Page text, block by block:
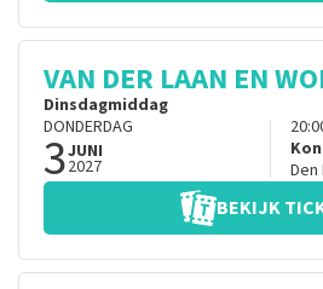
VAN DER LAAN EN
Dinsdagmiddag
DONDERDAG
3JUNI
2027
Den
BEKIJK